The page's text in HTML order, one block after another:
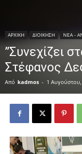
ΑΡΧΙΚΗ ΔΙΟΙΚΗΣΗ ΝΕΑ -
”Συνεχίζει
Στέφανος
Από kadmos - 1